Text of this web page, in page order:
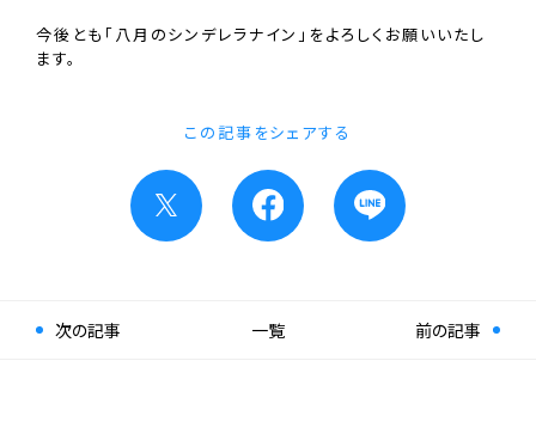
今後とも「⼋⽉のシンデレラナイン」をよろしくお願いいたし
ます。
この記事をシェアする
次の記事 前の記事
一覧